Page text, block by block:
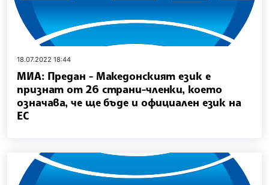
18.07.2022 18:44
МИА: Предан - Македонският език е
признат от 26 страни-членки, което
означава, че ще бъде и официален език на
ЕС